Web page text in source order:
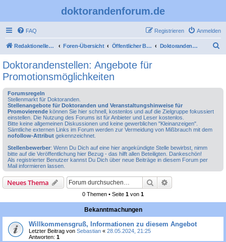
doktorandenforum.de
FAQ Anmelden
Registrieren
Redaktioneller Teil Foren-Übersicht Öffentlicher Bereich Doktorandenstellen: Angebote für Promotionsmöglichkeiten
Doktorandenstellen: Angebote für
Promotionsmöglichkeiten
Forumsregeln
Stellenmarkt für Doktoranden.
Stellenangebote für Doktoranden und Veranstaltungshinweise für
Promovierende können Sie hier schnell, kostenlos und auf die Zielgruppe fokussiert
einstellen. Die Nutzung des Forums ist für Anbieter und Leser kostenlos.
Bitte keine allgemeinen Diskussionen und keine gewerblichen "Kleinanzeigen".
Sämtliche externen Links im Forum werden zur Vermeidung von Mißbrauch mit dem
nofollow-Attribut gekennzeichnet.
Stellenbewerber: Wenn Du Dich auf eine hier angekündigte Stelle bewirbst, nimm
bitte auf die Veröffentlichung hier Bezug - das hilft allen Beteiligten. Dankeschön!
Als registrierter Benutzer kannst Du Dich über neue Beiträge in diesem Forum per
Mail informieren lassen.
Neues Thema Suche
0 Themen • Seite 1 von 1
Bekanntmachungen
Willkommensgruß, Informationen zu diesem Angebot
Letzter Beitrag von Sebastian « 28.05.2024, 21:25
Antworten: 1